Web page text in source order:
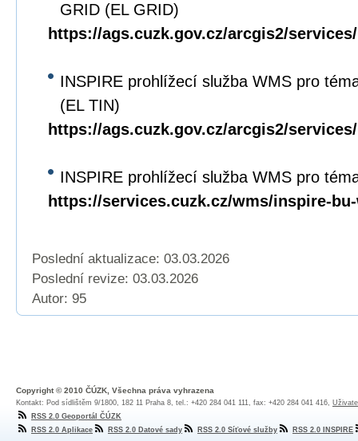
GRID (EL GRID)
https://ags.cuzk.gov.cz/arcgis2/
INSPIRE prohlížecí služba WMS pro
(EL TIN)
https://ags.cuzk.gov.cz/arcgis2/
INSPIRE prohlížecí služba WMS pro
https://services.cuzk.cz/wms/inspire-
Poslední aktualizace: 03.03.2026
Poslední revize: 03.03.2026
Autor: 95
Copyright © 2010 ČÚZK, Všechna práva vyhrazena
Kontakt: Pod sídlištěm 9/1800, 182 11 Praha 8, tel.: +420 284 041 111, fax: +420 284 041 416,
RSS 2.0 Geoportál ČÚZK
RSS 2.0 Aplikace
RSS 2.0 Datové sady RSS 2.0 Síťové služby RSS 2.0 INSPIRE